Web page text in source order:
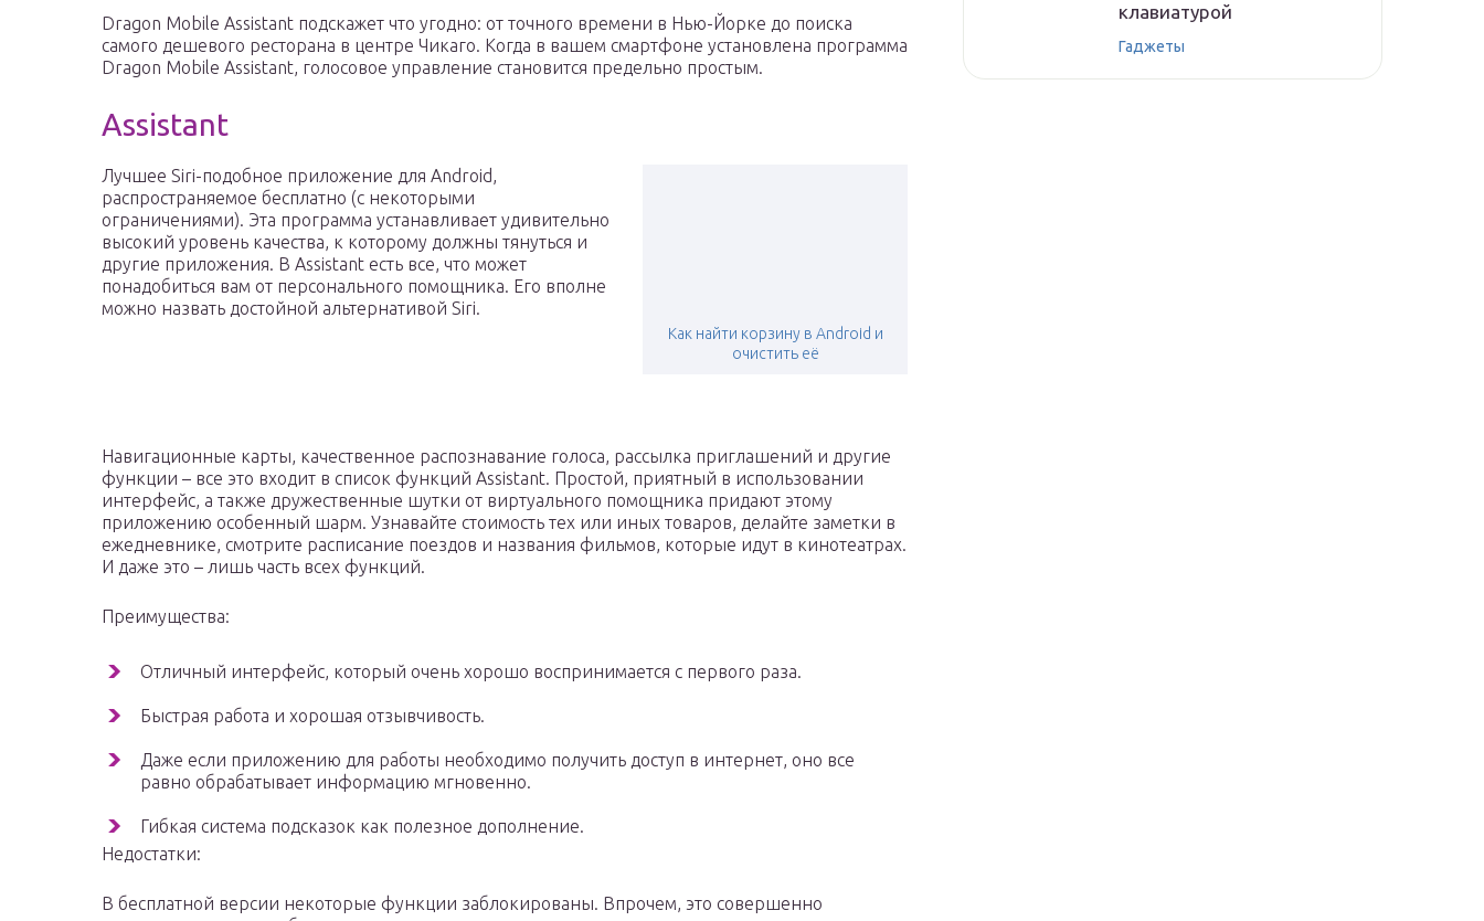
Dragon Mobile Assistant подскажет что угодно: от точного времени в Нью-Йорке до поиска
самого дешевого ресторана в центре Чикаго. Когда в вашем смартфоне установлена программа
Dragon Mobile Assistant, голосовое управление становится предельно простым.
Assistant
Как найти корзину в Android и
очистить её
Лучшее Siri-подобное приложение для Android,
распространяемое бесплатно (с некоторыми
ограничениями). Эта программа устанавливает удивительно
высокий уровень качества, к которому должны тянуться и
другие приложения. В Assistant есть все, что может
понадобиться вам от персонального помощника. Его вполне
можно назвать достойной альтернативой Siri.
Навигационные карты, качественное распознавание голоса, рассылка приглашений и другие
функции – все это входит в список функций Assistant. Простой, приятный в использовании
интерфейс, а также дружественные шутки от виртуального помощника придают этому
приложению особенный шарм. Узнавайте стоимость тех или иных товаров, делайте заметки в
ежедневнике, смотрите расписание поездов и названия фильмов, которые идут в кинотеатрах.
И даже это – лишь часть всех функций.
Преимущества:
Отличный интерфейс, который очень хорошо воспринимается с первого раза.
Быстрая работа и хорошая отзывчивость.
Даже если приложению для работы необходимо получить доступ в интернет, оно все
равно обрабатывает информацию мгновенно.
Гибкая система подсказок как полезное дополнение.
Недостатки:
В бесплатной версии некоторые функции заблокированы. Впрочем, это совершенно
клавиатурой
Гаджеты